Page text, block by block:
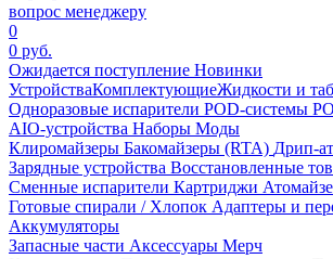
вопрос менеджеру
0
0 руб.
Ожидается поступление Новинки
УстройстваКомплектующиеЖидкости и
Одноразовые испарители POD-системы
AIO-устройства Наборы Моды
Клиромайзеры Бакомайзеры (RTA) Дрип-
Зарядные устройства Восстановленные
Сменные испарители Картриджи
Готовые спирали / Хлопок Адаптеры и
Аккумуляторы
Запасные части Аксессуары Мерч